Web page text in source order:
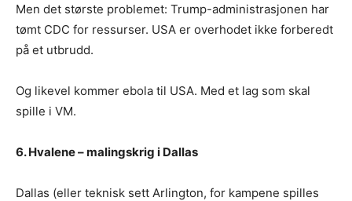
Men det største problemet: Trump-administrasjonen har
tømt CDC for ressurser. USA er overhodet ikke forberedt
på et utbrudd.
Og likevel kommer ebola til USA. Med et lag som skal
spille i VM.
6. Hvalene – malingskrig i Dallas
Dallas (eller teknisk sett Arlington, for kampene spilles